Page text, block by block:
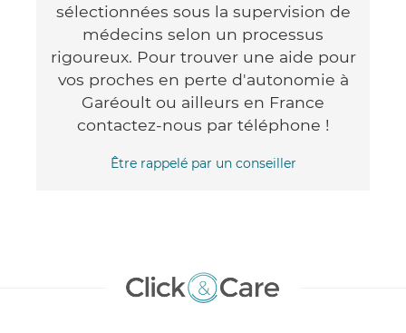
sélectionnées sous la supervision de
médecins selon un processus
rigoureux. Pour trouver une aide pour
vos proches en perte d'autonomie à
Garéoult ou ailleurs en France
contactez-nous par téléphone !
Être rappelé par un conseiller